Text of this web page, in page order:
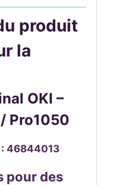
produit
la
OKI –
Pro1050
46844013
pour des